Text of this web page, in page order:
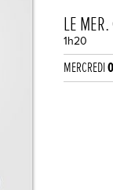
LE MER.
1h20
MERCREDI